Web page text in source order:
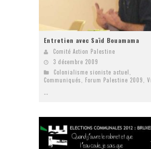
Entretien avec Saïd Bouamama
Comité Action Palestine
3 décembre 2009
Colonialisme sioniste actuel,
Communiqués, Forum Palestine 2009,
...